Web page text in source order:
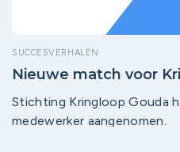
SUCCESVERHALEN
Nieuwe match voor
Stichting Kringloop Gouda
medewerker aangenomen.